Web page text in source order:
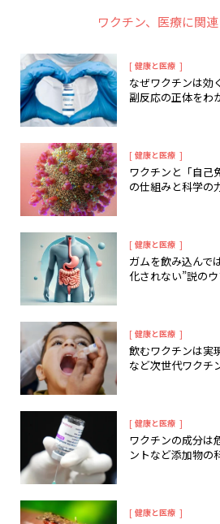
ワクチン、 医療に関
[ 健康と医療 ]
なぜワクチンは効
副反応の正体をわ
[ 健康と医療 ]
ワクチンと「自己
の仕組みと科学の
[ 健康と医療 ]
ガムを飲み込んで
化されない”説の
[ 健康と医療 ]
飲むワクチンは実
など次世代ワクチ
[ 健康と医療 ]
ワクチンの成分は
ントなど添加物の
[ 健康と医療 ]